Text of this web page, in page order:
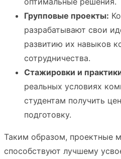
Групповые проекты:
разрабатывают свои
развитию их навыков
сотрудничества.
Стажировки и
реальных условиях
студентам получить
подготовку.
Таким образом, проектные
способствуют лучшему